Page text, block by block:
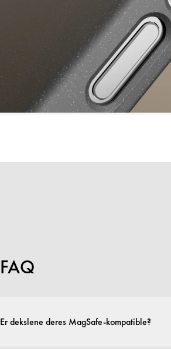
FAQ
Er dekslene deres MagSafe-kompatible?